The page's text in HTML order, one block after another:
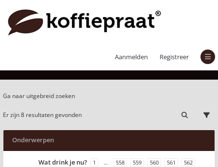
Aanmelden Registreer
Ga naar uitgebreid zoeken
Er zijn 8 resultaten gevonden
Onderwerpen
Wat drink je nu? 1 … 558 559 560 561 562